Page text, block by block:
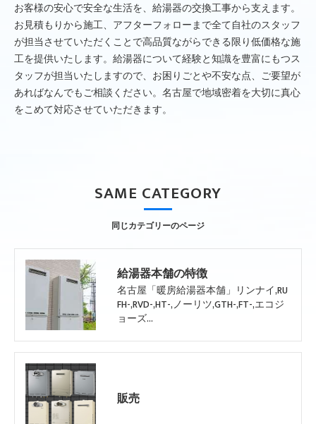
お客様の安心で安全な生活を、給湯器の交換工事から支えます。
お見積もりから施工、アフターフォローまで全て自社のスタッフ
が担当させていただくことで高品質ながらできる限り低価格な施
工を提供いたします。給湯器について経験と知識を豊富にもつス
タッフが担当いたしますので、お困りごとや不安な点、ご要望が
あればなんでもご相談ください。名古屋で地域密着を大切に真心
をこめて対応させていただきます。
同じカテゴリーのページ
SAME CATEGORY
給湯器本舗の特徴
名古屋「暖房給湯器本舗」リンナイ,RU
FH-,RVD-,HT-,ノーリツ,GTH-,FT-,エコジ
ョーズ…
販売